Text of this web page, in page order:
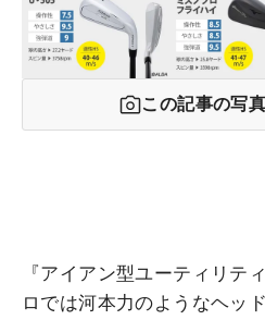
この記事の写真
『アイアン型ユーティリテ
ロでは河本力のようなヘッ